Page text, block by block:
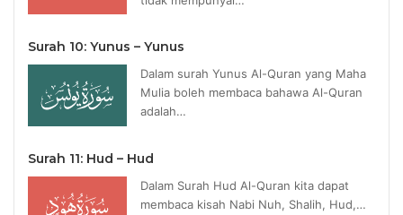
Surah 10: Yunus – Yunus
Dalam surah Yunus Al-Quran yang Maha
Mulia boleh membaca bahawa Al-Quran
adalah…
Surah 11: Hud – Hud
Dalam Surah Hud Al-Quran kita dapat
membaca kisah Nabi Nuh, Shalih, Hud,…